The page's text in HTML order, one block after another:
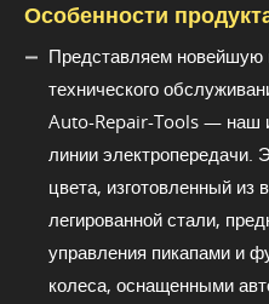
Особенности
Представляем новейшую
технического
Auto-Repair-Tools — наш
линии электропередачи.
цвета, изготовленный из
легированной стали,
управления пикапами и
колеса, оснащенными